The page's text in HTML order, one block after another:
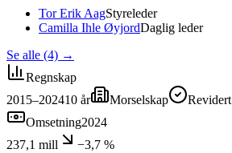
Tor Erik AagStyreleder
Camilla Ihle ØyjordDaglig leder
Se alle (4) →
Regnskap
2015–202410 år Morselskap
Revidert
Omsetning2024
237,1 mill
−3,7 %